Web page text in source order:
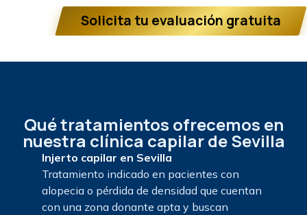
Solicita tu evaluación gratuita
Qué tratamientos ofrecemos en
nuestra clínica capilar de Sevilla
Injerto capilar en Sevilla
Tratamiento indicado en pacientes con
alopecia o pérdida de densidad que cuentan
con una zona donante apta y buscan